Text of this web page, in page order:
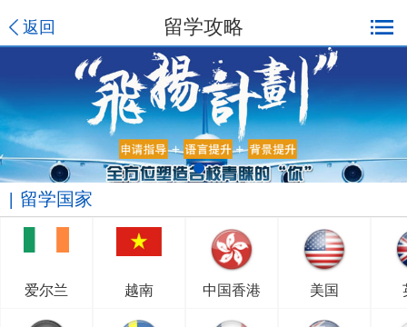
返回 留学攻略
留学国家
爱尔兰 越南 中国香港 美国